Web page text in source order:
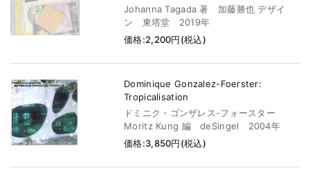
Johanna Tagada 著 加藤勝也 デザイ
ン 東塔堂 2019年
価格:2,200円(税込)
Dominique Gonzalez-Foerster:
Tropicalisation
ドミニク・ゴンザレス-フォースター
Moritz Kung 編 deSingel 2004年
価格:3,850円(税込)